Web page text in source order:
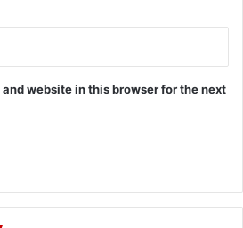
website in this browser for the next